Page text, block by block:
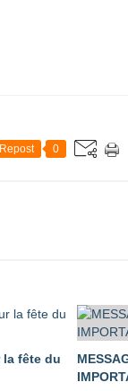
Repost 0
la fête du